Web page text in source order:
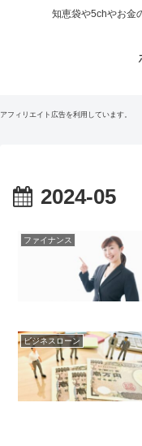
知恵袋や5chやお金
アフィリエイト広告を利用しています。
2024-05
ファイナンス
ビジネスローン